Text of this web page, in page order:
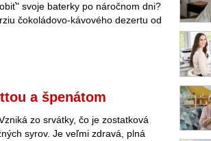
svoje baterky po náročnom dni?
čokoládovo-kávového dezertu od
a špenátom
zo srvátky, čo je zostatková
syrov. Je veľmi zdravá, plná